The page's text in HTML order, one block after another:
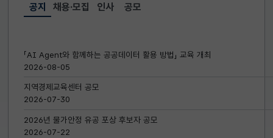
공지
선택됨
공지
「AI Agent와 함께하는 공공데이터 활용 방법」 교육 개최
2026-08-05
지역경제교육센터 공모
2026-07-30
2026년 물가안정 유공 포상 후보자 공모
2026-07-22
채용·모집 인사 공모